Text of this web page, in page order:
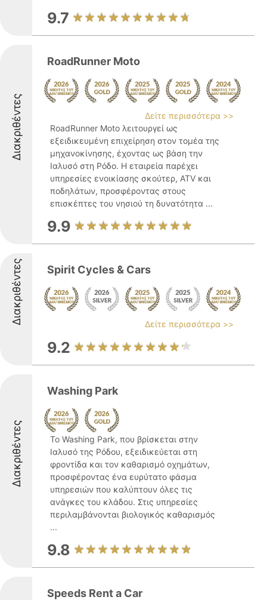
9.7
Διακριθέντες
RoadRunner Moto
Δείτε περισσότερα >>
RoadRunner Moto λειτουργεί ως
εξειδικευμένη επιχείρηση στον τομέα της
μηχανοκίνησης, έχοντας ως βάση την
Ιαλυσό στη Ρόδο. Η εταιρεία παρέχει
υπηρεσίες ενοικίασης σκούτερ, ATV και
ποδηλάτων, προσφέροντας στους
επισκέπτες του νησιού τη δυνατότητα ...
9.9
Διακριθέντες Spirit Cycles & Cars
Δείτε περισσότερα >>
9.2
Διακριθέντες
Washing Park
Το Washing Park, που βρίσκεται στην
Ιαλυσό της Ρόδου, εξειδικεύεται στη
φροντίδα και τον καθαρισμό οχημάτων,
προσφέροντας ένα ευρύτατο φάσμα
υπηρεσιών που καλύπτουν όλες τις
ανάγκες του κλάδου. Στις υπηρεσίες
περιλαμβάνονται βιολογικός καθαρισμός
...
9.8
Speeds Rent a Car